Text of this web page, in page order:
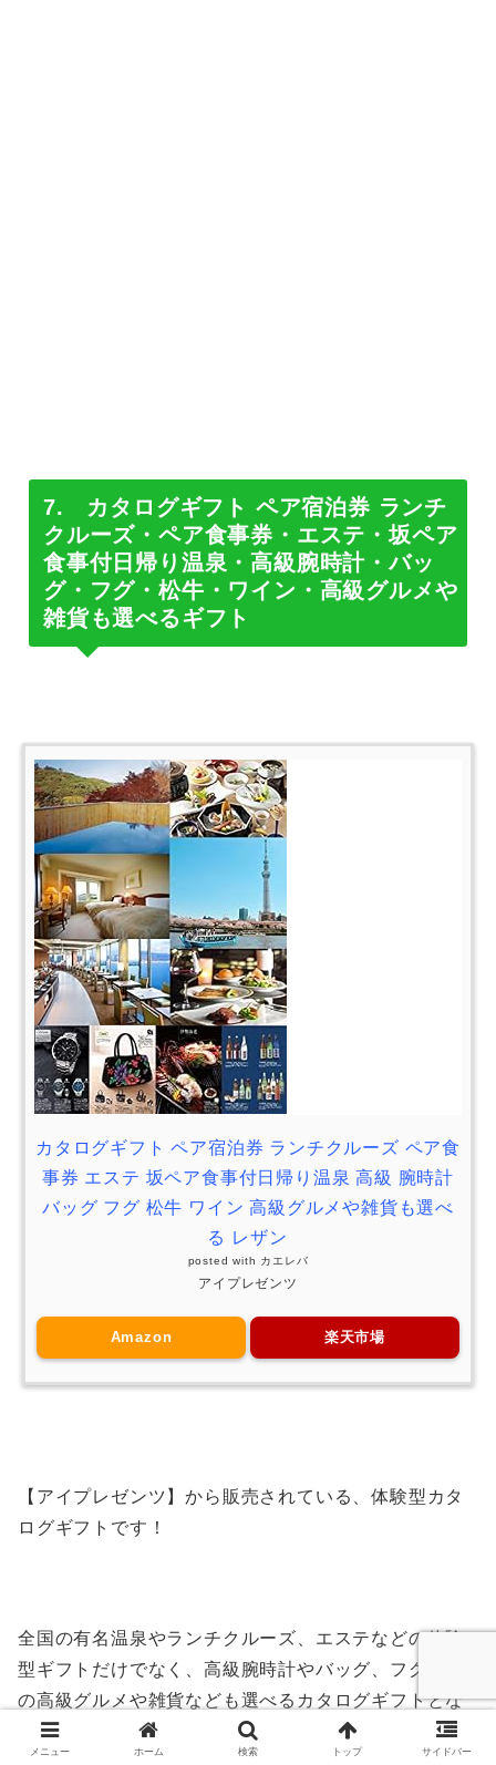
7. カタログギフト ペア宿泊券 ランチ
クルーズ・ペア食事券・エステ・坂ペア
食事付日帰り温泉・高級腕時計・バッ
グ・フグ・松牛・ワイン・高級グルメや
雑貨も選べるギフト
カタログギフト ペア宿泊券 ランチクルーズ ペア食
事券 エステ 坂ペア食事付日帰り温泉 高級 腕時計
バッグ フグ 松牛 ワイン 高級グルメや雑貨も選べ
る レザン
posted with カエレバ
アイプレゼンツ
Amazon 楽天市場
【アイプレゼンツ】から販売されている、体験型カタ
ログギフトです！
全国の有名温泉やランチクルーズ、エステなどの体験
型ギフトだけでなく、高級腕時計やバッグ、フグなど
の高級グルメや雑貨なども選べるカタログギフトとな
っています！
メニュー ホーム 検索 トップ サイドバー